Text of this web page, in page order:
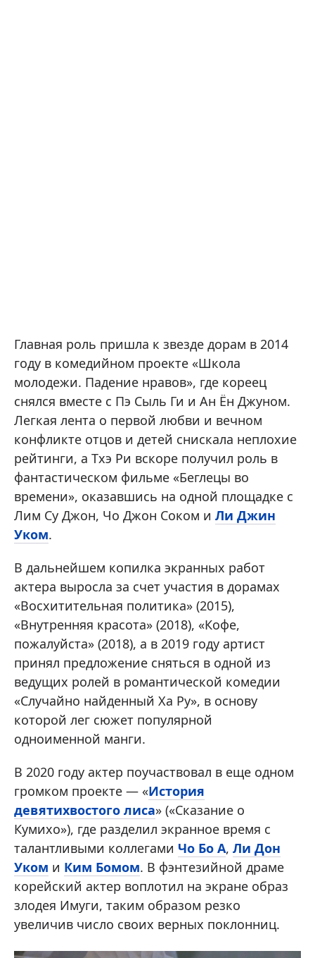
Главная роль пришла к звезде дорам в 2014
году в комедийном проекте «Школа
молодежи. Падение нравов», где кореец
снялся вместе с Пэ Сыль Ги и Ан Ён Джуном.
Легкая лента о первой любви и вечном
конфликте отцов и детей снискала неплохие
рейтинги, а Тхэ Ри вскоре получил роль в
фантастическом фильме «Беглецы во
времени», оказавшись на одной площадке с
Лим Су Джон, Чо Джон Соком и Ли Джин
Уком.
В дальнейшем копилка экранных работ
актера выросла за счет участия в дорамах
«Восхитительная политика» (2015),
«Внутренняя красота» (2018), «Кофе,
пожалуйста» (2018), а в 2019 году артист
принял предложение сняться в одной из
ведущих ролей в романтической комедии
«Случайно найденный Ха Ру», в основу
которой лег сюжет популярной
одноименной манги.
В 2020 году актер поучаствовал в еще одном
громком проекте — «История
девятихвостого лиса» («Сказание о
Кумихо»), где разделил экранное время с
талантливыми коллегами Чо Бо А, Ли Дон
Уком и Ким Бомом. В фэнтезийной драме
корейский актер воплотил на экране образ
злодея Имуги, таким образом резко
увеличив число своих верных поклонниц.